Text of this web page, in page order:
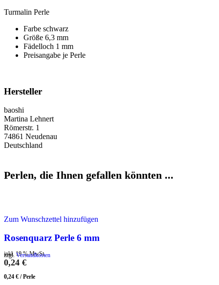
Turmalin Perle
Farbe schwarz
Größe 6,3 mm
Fädelloch 1 mm
Preisangabe je Perle
Hersteller
baoshi
Martina Lehnert
Römerstr. 1
74861 Neudenau
Deutschland
Perlen, die Ihnen gefallen könnten ...
Zum Wunschzettel hinzufügen
Rosenquarz Perle 6 mm
inkl. 19 % MwSt.
zzgl. Versandkosten
0,24 €
0,24 € /Perle